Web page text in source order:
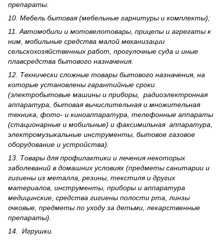
препараты.
10. Мебель бытовая (мебельные гарнитуры и комплекты);
11. Автомобили и мотовелотовары, прицепы и агрегаты к
ним, мобильные средства малой механизации
сельскохозяйственных работ, прогулочные суда и иные
плавсредства бытового назначения.
12. Технически сложные товары бытового назна­чения, на
которые установлены гарантийные сроки
(электробытовые машины и приборы, радиоэлектронная
аппаратура, бытовая вычислительная и множительная
техника, фото- и киноаппаратура, телефонные аппараты
(стационарные и мобильные) и факсимильная аппаратура,
электрому­зыкальные инструменты, бытовое газовое
оборудование и устройства).
13. Товары для профилактики и лечения некоторых
заболеваний в домашних условиях (предметы санитарии и
гигиены из металла, резины, текстиля и других
материалов, инструменты, приборы и аппаратура
медицинские, средства гигиены полости рта, линзы
очковые, предметы по уходу за детьми, лекарственные
препараты).
14. Игрушки.